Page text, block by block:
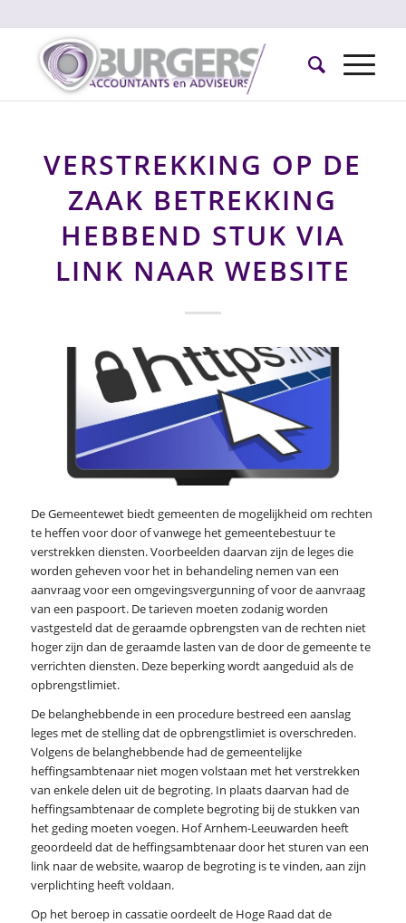
VERSTREKKING OP DE
ZAAK BETREKKING
HEBBEND STUK VIA
LINK NAAR WEBSITE
De Gemeentewet biedt gemeenten de mogelijkheid om rechten
te heffen voor door of vanwege het gemeentebestuur te
verstrekken diensten. Voorbeelden daarvan zijn de leges die
worden geheven voor het in behandeling nemen van een
aanvraag voor een omgevingsvergunning of voor de aanvraag
van een paspoort. De tarieven moeten zodanig worden
vastgesteld dat de geraamde opbrengsten van de rechten niet
hoger zijn dan de geraamde lasten van de door de gemeente te
verrichten diensten. Deze beperking wordt aangeduid als de
opbrengstlimiet.
De belanghebbende in een procedure bestreed een aanslag
leges met de stelling dat de opbrengstlimiet is overschreden.
Volgens de belanghebbende had de gemeentelijke
heffingsambtenaar niet mogen volstaan met het verstrekken
van enkele delen uit de begroting. In plaats daarvan had de
heffingsambtenaar de complete begroting bij de stukken van
het geding moeten voegen. Hof Arnhem-Leeuwarden heeft
geoordeeld dat de heffingsambtenaar door het sturen van een
link naar de website, waarop de begroting is te vinden, aan zijn
verplichting heeft voldaan.
Op het beroep in cassatie oordeelt de Hoge Raad dat de